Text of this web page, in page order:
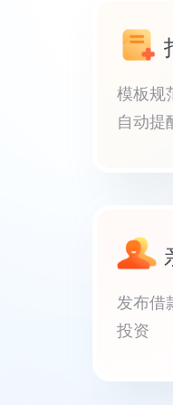
模板规
自动提
发布借
投资